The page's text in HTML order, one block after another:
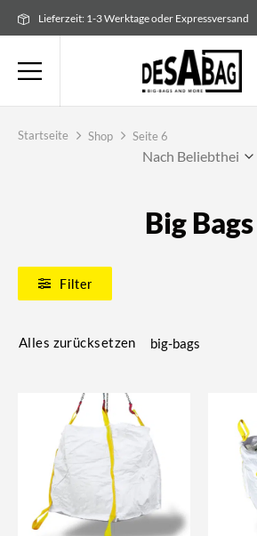
Inhalt
Lieferzeit: 1-3 Werktage oder Expressversand
Startseite Shop Seite 6
Big Bags
Filter
Alles zurücksetzen big-bags